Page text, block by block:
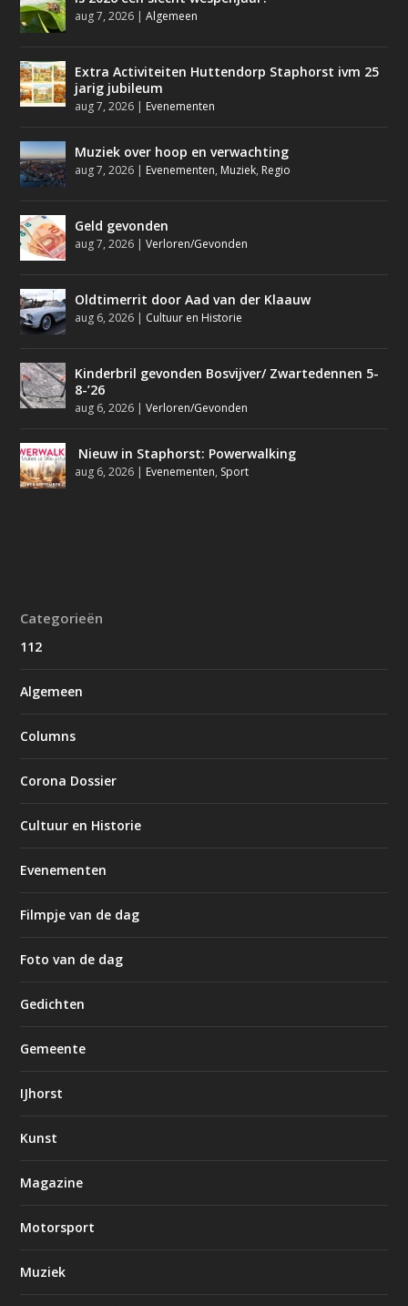
aug 7, 2026 |Algemeen
Extra Activiteiten Huttendorp Staphorst ivm 25
jarig jubileum
aug 7, 2026 | Evenementen
Muziek over hoop en verwachting
aug 7, 2026 | Evenementen, Muziek, Regio
Geld gevonden
aug 7, 2026 |Verloren/Gevonden
Oldtimerrit door Aad van der Klaauw
aug 6, 2026 | Cultuur en Historie
Kinderbril gevonden Bosvijver/ Zwartedennen 5-
8-’26
aug 6, 2026 |Verloren/Gevonden
Nieuw in Staphorst: Powerwalking
aug 6, 2026 | Evenementen, Sport
Categorieën
112
Algemeen
Columns
Corona Dossier
Cultuur en Historie
Evenementen
Filmpje van de dag
Foto van de dag
Gedichten
Gemeente
IJhorst
Kunst
Magazine
Motorsport
Muziek